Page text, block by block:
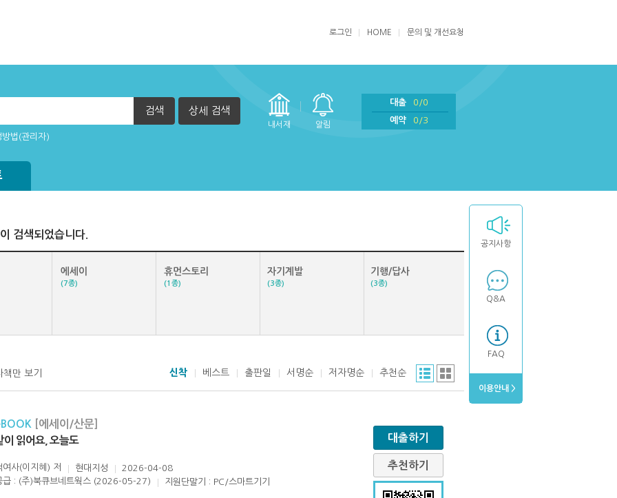
로그인 HOME 문의 및 개선요청
검색 상세 검색
내서재 알림
대출
0/0
예약
0/3
공지사항
Q&A
FAQ
이용안내 >
이 검색되었습니다.
에세이
(7종)
휴먼스토리
(1종)
자기계발
(3종)
기행/답사
(3종)
만 보기 신착 베스트 출판일 서명순 저자명순 추천순
[에세이/산문]
이 읽어요, 오늘도
여사(이지혜) 저 현대지성
2026-04-08
급 : (주)북큐브네트웍스 (2026-05-27)
지원단말기 : PC/스마트기기
대출하기
추천하기